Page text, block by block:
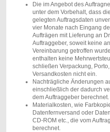
Die im Angebot des
unter dem Vorbehalt, dass
gelegten Auftragsdaten
vier Monate nach Eingang
Aufträgen mit Lieferung an
Auftraggeber, soweit keine
Vereinbarung getroffen
enthalten keine
schließen Verpackung,
Versandkosten nicht ein.
Nachträgliche Änderungen
einschließlich der dadurch
dem Auftraggeber berechnet.
Materialkosten, wie
Datenfernversand oder
CD-ROM etc., die vom
berechnet.